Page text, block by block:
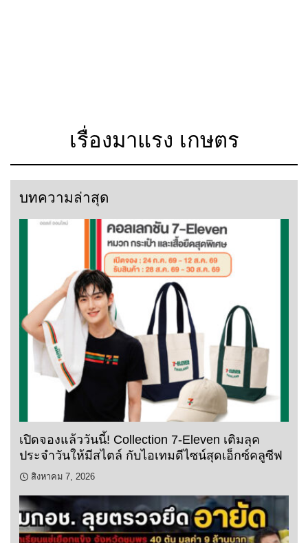
เรื่องมาแรง เกษตร
บทความล่าสุด
เปิดจองแล้ววันนี้! Collection 7-Eleven เติมลุค
ประจำวันให้มีสไตล์ กับไอเทมดีไซน์สุดเอ็กซ์คลูซีฟ
สิงหาคม 7, 2026